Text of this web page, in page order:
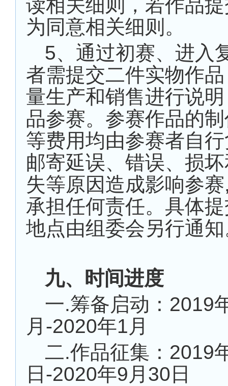
读相关细则，若作品
为同意相关细则。
5、通过初赛、进入
者需提交二件实物作
量生产和销售进行说
品参赛。参赛作品的
等费用均由参赛者自
邮寄延误、错误、损
失等原因造成影响参赛
承担任何责任。具体
地点由组委会另行通
九、时间进度
一.筹备启动：2019
月-2020年1月
二.作品征集：2019
日-2020年9月30日